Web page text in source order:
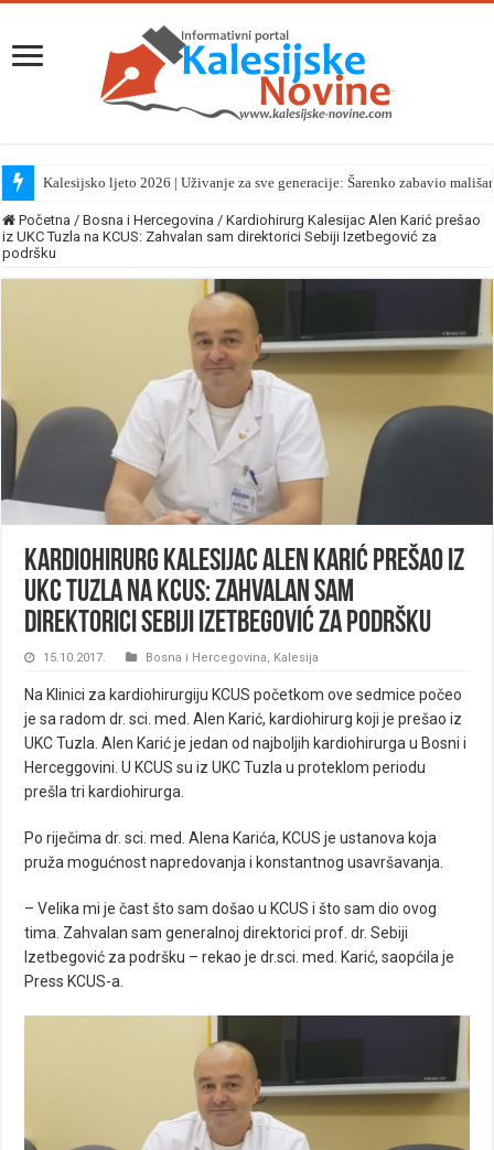
Kalesijsko ljeto 2026 | Uživanje za sve generacije: Šarenko zabavio
Početna / Bosna i Hercegovina / Kardiohirurg Kalesijac Alen Karić prešao
iz UKC Tuzla na KCUS: Zahvalan sam direktorici Sebiji Izetbegović za
podršku
Kardiohirurg Kalesijac Alen Karić prešao iz
UKC Tuzla na KCUS: Zahvalan sam
direktorici Sebiji Izetbegović za podršku
15.10.2017. Bosna i Hercegovina, Kalesija
Na Klinici za kardiohirurgiju KCUS početkom ove sedmice počeo
je sa radom dr. sci. med. Alen Karić, kardiohirurg koji je prešao iz
UKC Tuzla. Alen Karić je jedan od najboljih kardiohirurga u Bosni i
Herceggovini. U KCUS su iz UKC Tuzla u proteklom periodu
prešla tri kardiohirurga.
Po riječima dr. sci. med. Alena Karića, KCUS je ustanova koja
pruža mogućnost napredovanja i konstantnog usavršavanja.
– Velika mi je čast što sam došao u KCUS i što sam dio ovog
tima. Zahvalan sam generalnoj direktorici prof. dr. Sebiji
Izetbegović za podršku – rekao je dr.sci. med. Karić, saopćila je
Press KCUS-a.